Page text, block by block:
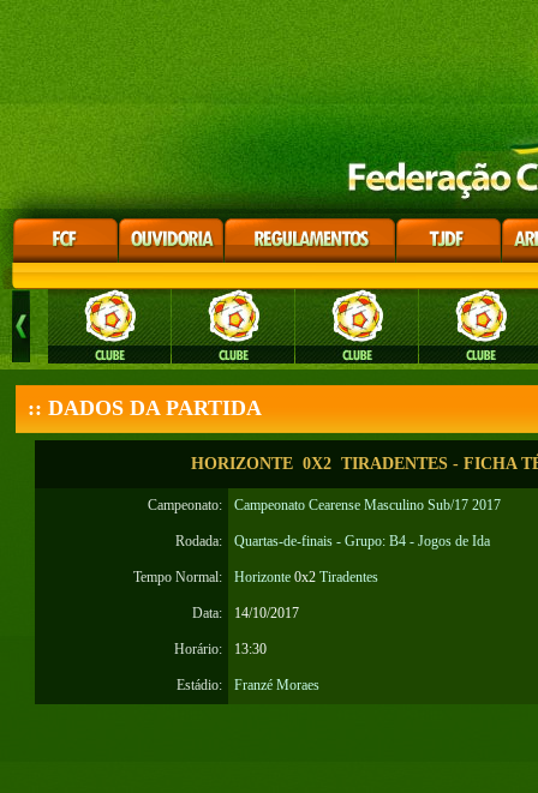
:: DADOS DA PARTIDA
HORIZONTE 0X2 TIRADENTES - FICHA
Campeonato: Campeonato Cearense Masculino Sub/17 2017
Rodada: Quartas-de-finais - Grupo: B4 - Jogos de Ida
Tempo Normal: Horizonte 0x2 Tiradentes
Data: 14/10/2017
Horário: 13:30
Estádio: Franzé Moraes